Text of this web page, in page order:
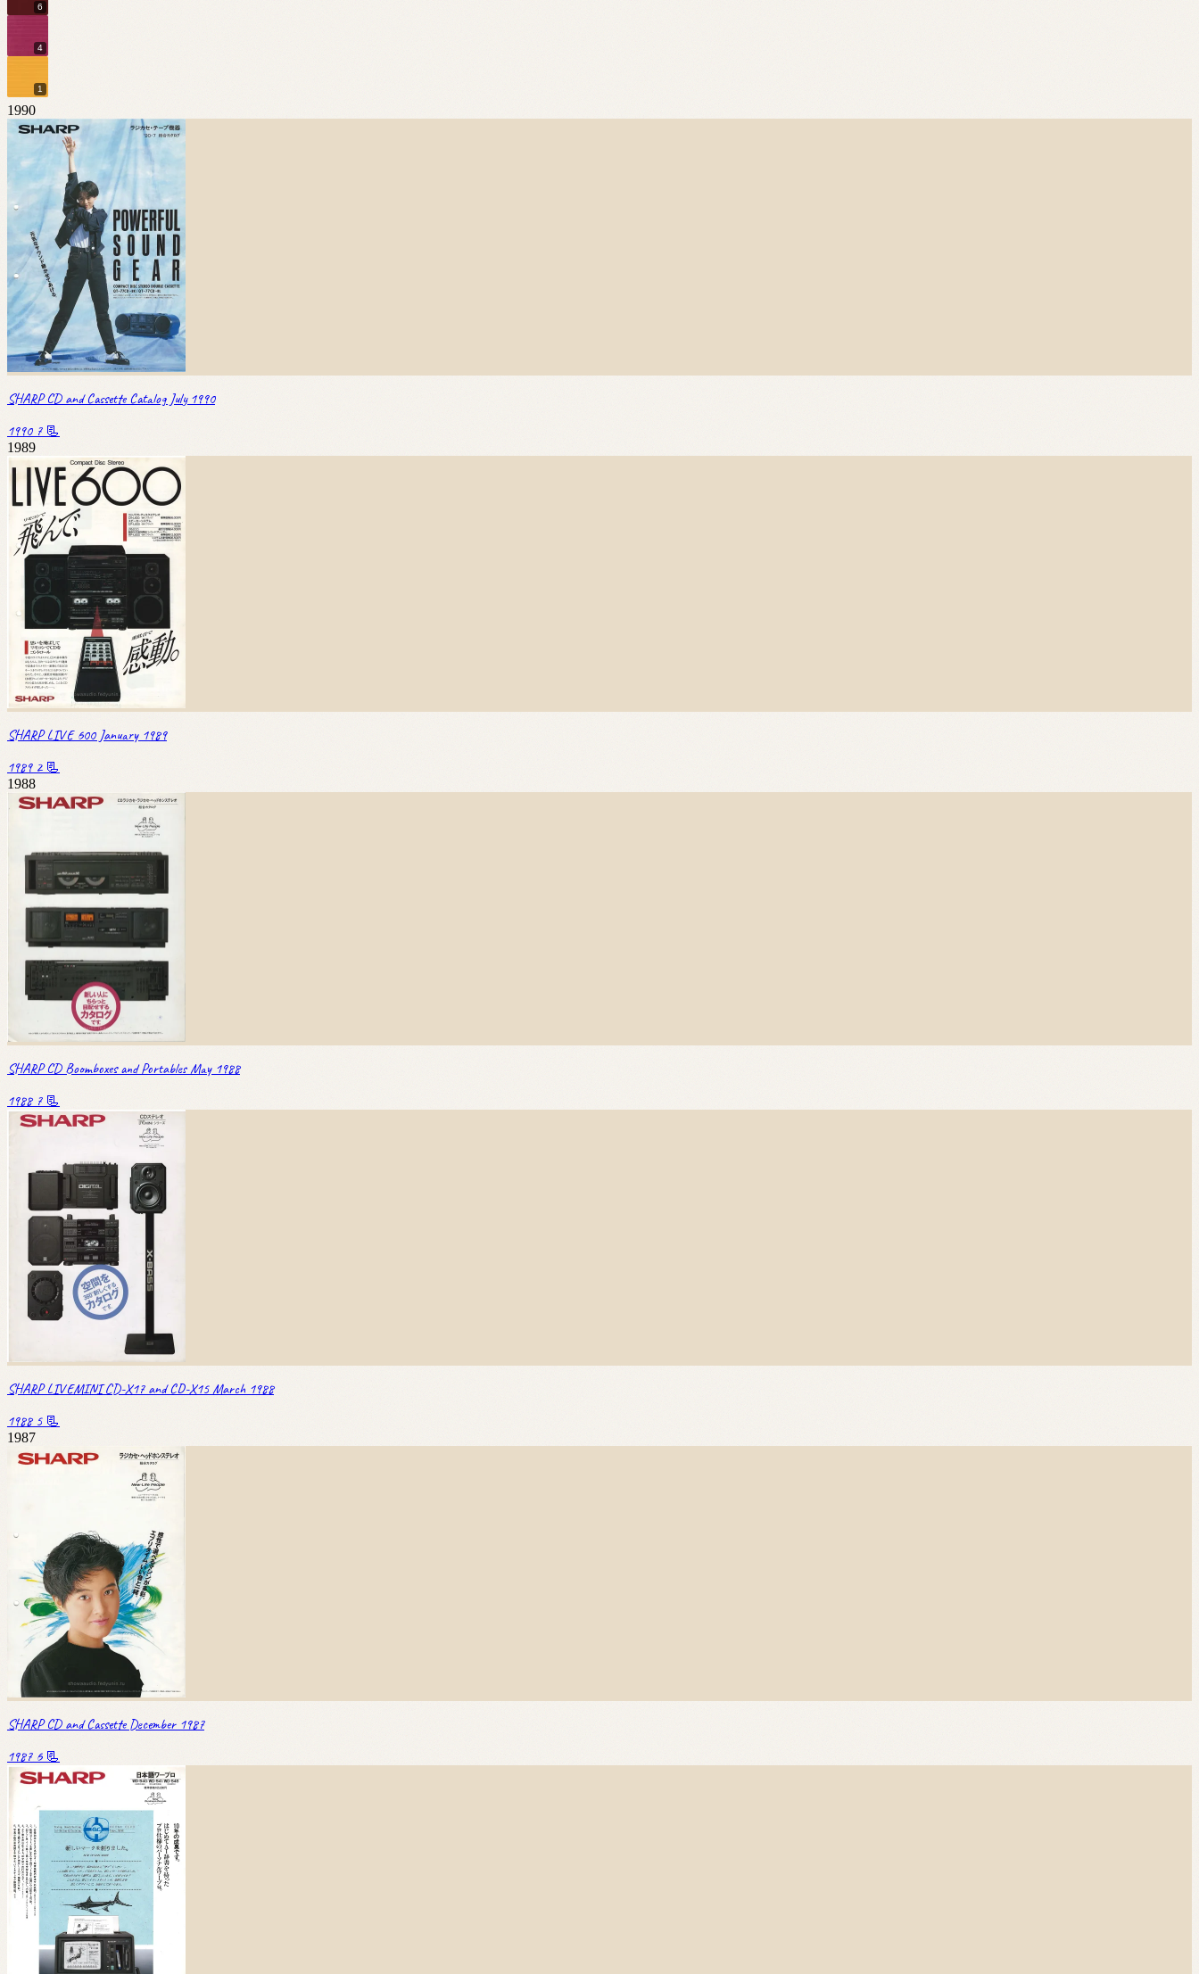
6
4
1
1990
SHARP CD and Cassette Catalog July 1990
1990 7 📃
1989
SHARP LIVE 600 January 1989
1989 2 📃
1988
SHARP CD Boomboxes and Portables May 1988
1988 7 📃
SHARP LIVEMINI CD-X17 and CD-X15 March 1988
1988 5 📃
1987
SHARP CD and Cassette December 1987
1987 6 📃